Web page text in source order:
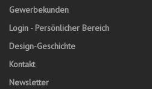
Gewerbekunden
Login - Persönlicher Bereich
Design-Geschichte
Kontakt
Newsletter